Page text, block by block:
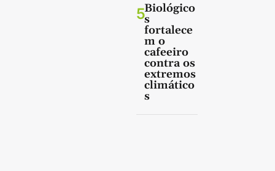
5Biológico
s
fortalece
m o
cafeeiro
contra os
extremos
climático
s